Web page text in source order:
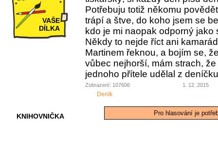
VAŠE
DÍLKA
KNIHOVNIČKA
Potřebuju totiž někomu
trápí a štve, do koho jsem se
kdo je mi naopak odporný jako
Někdy to nejde říct ani
Martinem řeknou, a bojím se,
vůbec nejhorší, mám strach,
jednoho přítele udělal z
Zobrazení: 107606 1. 12. 2015
Deník
Pro hlasování je